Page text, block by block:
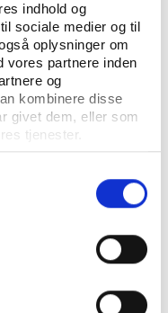
indhold og
sociale medier og til
oplysninger om
vores partnere inden
og
kombinere disse
givet dem, eller som
tjenester.